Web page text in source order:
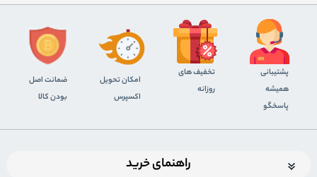
پشتیبانی
همیشه
پاسخگو
تخفیف های
روزانه
اﻣﮑﺎن ﺗﺤﻮﯾﻞ
اﮐﺴﭙﺮس
ضمانت اصل
بودن کالا
راهنمای خرید